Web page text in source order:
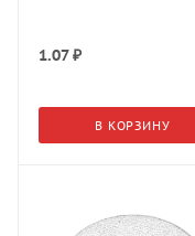
1.07₽
В КОРЗИНУ